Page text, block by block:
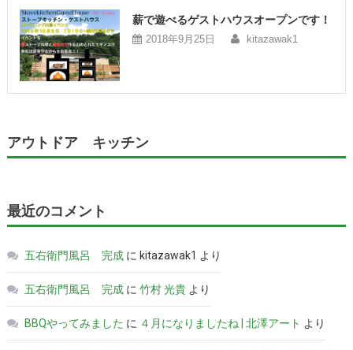
薪で遊べるゲストハウスオープンです！
2018年9月25日 kitazawak1
アウトドア キッチン
最近のコメント
五右衛門風呂 完成に kitazawak1 より
五右衛門風呂 完成に 竹村 光貴より
BBQやってみました に ４月になりましたね | 北澤アート より